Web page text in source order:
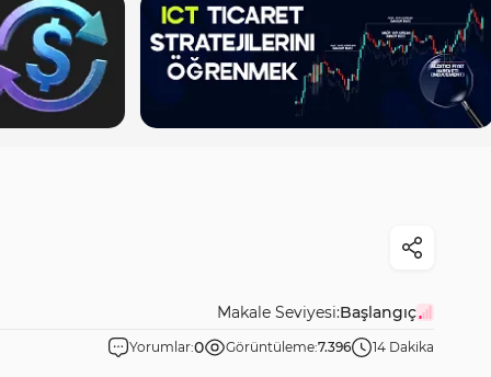
Makale Seviyesi:Başlangıç
Yorumlar:0 Görüntüleme:7.396 14 Dakika